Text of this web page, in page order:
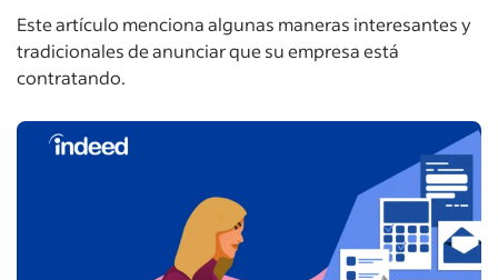
Este artículo menciona algunas maneras interesantes y
tradicionales de anunciar que su empresa está
contratando.